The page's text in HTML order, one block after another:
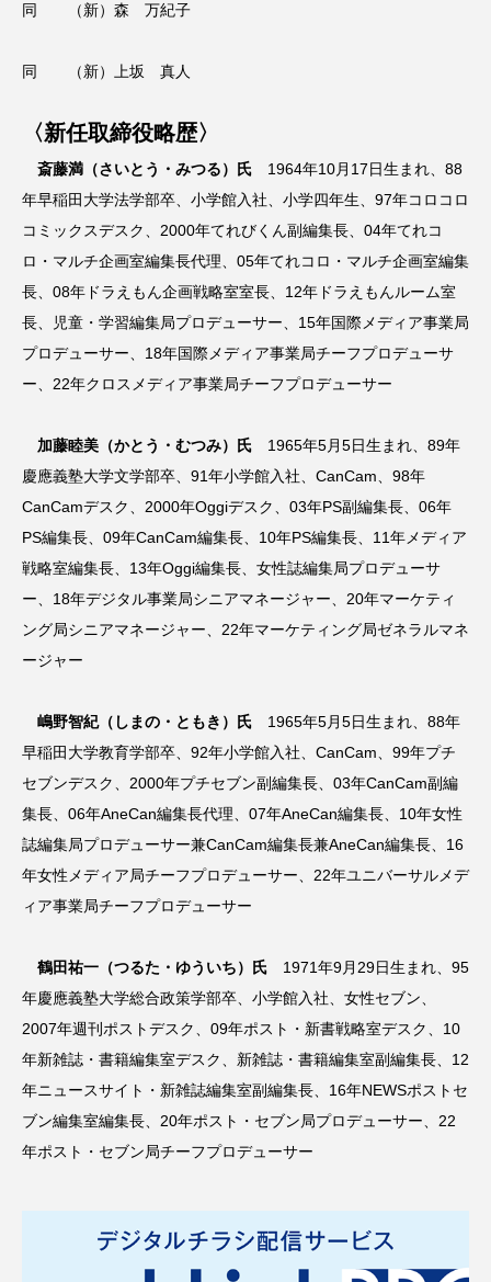
同 （新）森 万紀子
同 （新）上坂 真人
〈新任取締役略歴〉
斎藤満（さいとう・みつる）氏 1964年10月17日生まれ、88
年早稲田大学法学部卒、小学館入社、小学四年生、97年コロコロ
コミックスデスク、2000年てれびくん副編集長、04年てれコ
ロ・マルチ企画室編集長代理、05年てれコロ・マルチ企画室編集
長、08年ドラえもん企画戦略室室長、12年ドラえもんルーム室
長、児童・学習編集局プロデューサー、15年国際メディア事業局
プロデューサー、18年国際メディア事業局チーフプロデューサ
ー、22年クロスメディア事業局チーフプロデューサー
加藤睦美（かとう・むつみ）氏 1965年5月5日生まれ、89年
慶應義塾大学文学部卒、91年小学館入社、CanCam、98年
CanCamデスク、2000年Oggiデスク、03年PS副編集長、06年
PS編集長、09年CanCam編集長、10年PS編集長、11年メディア
戦略室編集長、13年Oggi編集長、女性誌編集局プロデューサ
ー、18年デジタル事業局シニアマネージャー、20年マーケティ
ング局シニアマネージャー、22年マーケティング局ゼネラルマネ
ージャー
嶋野智紀（しまの・ともき）氏 1965年5月5日生まれ、88年
早稲田大学教育学部卒、92年小学館入社、CanCam、99年プチ
セブンデスク、2000年プチセブン副編集長、03年CanCam副編
集長、06年AneCan編集長代理、07年AneCan編集長、10年女性
誌編集局プロデューサー兼CanCam編集長兼AneCan編集長、16
年女性メディア局チーフプロデューサー、22年ユニバーサルメデ
ィア事業局チーフプロデューサー
鶴田祐一（つるた・ゆういち）氏 1971年9月29日生まれ、95
年慶應義塾大学総合政策学部卒、小学館入社、女性セブン、
2007年週刊ポストデスク、09年ポスト・新書戦略室デスク、10
年新雑誌・書籍編集室デスク、新雑誌・書籍編集室副編集長、12
年ニュースサイト・新雑誌編集室副編集長、16年NEWSポストセ
ブン編集室編集長、20年ポスト・セブン局プロデューサー、22
年ポスト・セブン局チーフプロデューサー